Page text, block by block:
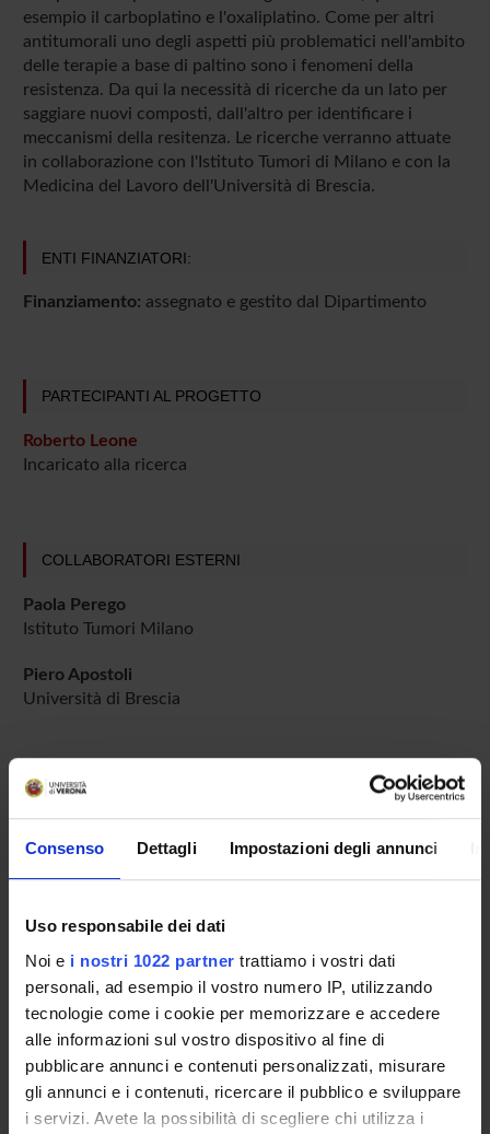
Consenso Dettagli Impostazioni degli annunci
Uso responsabile dei dati
Noi e i nostri 1022 partner trattiamo i vostri dati
personali, ad esempio il vostro numero IP, utilizzando
tecnologie come i cookie per memorizzare e accedere
alle informazioni sul vostro dispositivo al fine di
pubblicare annunci e contenuti personalizzati, misurare
gli annunci e i contenuti, ricercare il pubblico e sviluppare
i servizi. Avete la possibilità di scegliere chi utilizza i
esempio il carboplatino e l'oxaliplatino. Come per altri
antitumorali uno degli aspetti più problematici nell'ambito
delle terapie a base di paltino sono i fenomeni della
resistenza. Da qui la necessità di ricerche da un lato per
saggiare nuovi composti, dall'altro per identificare i
meccanismi della resitenza. Le ricerche verranno attuate
in collaborazione con l'Istituto Tumori di Milano e con la
Medicina del Lavoro dell'Università di Brescia.
ENTI FINANZIATORI:
Finanziamento: assegnato e gestito dal Dipartimento
PARTECIPANTI AL PROGETTO
Roberto Leone
Incaricato alla ricerca
COLLABORATORI ESTERNI
Paola Perego
Istituto Tumori Milano
Piero Apostoli
Università di Brescia
AREE DI RICERCA COINVOLTE DAL PROGETTO
Pharmacology & Pharmacy (DDSP)
SEZIONI
Farmacologia
PUBBLICAZIONI
TITOLO